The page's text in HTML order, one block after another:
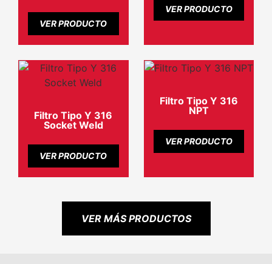
VER PRODUCTO
VER PRODUCTO
Filtro Tipo Y 316
Socket Weld
VER PRODUCTO
Filtro Tipo Y 316
NPT
VER PRODUCTO
VER MÁS PRODUCTOS